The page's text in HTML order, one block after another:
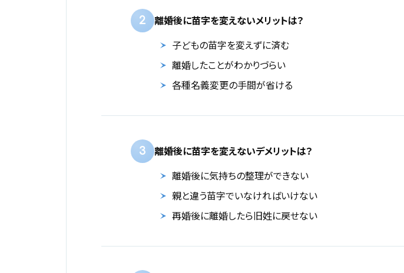
2
離婚後に苗字を変えないメリットは？
子どもの苗字を変えずに済む
離婚したことがわかりづらい
各種名義変更の手間が省ける
3
離婚後に苗字を変えないデメリットは？
離婚後に気持ちの整理ができない
親と違う苗字でいなければいけない
再婚後に離婚したら旧姓に戻せない